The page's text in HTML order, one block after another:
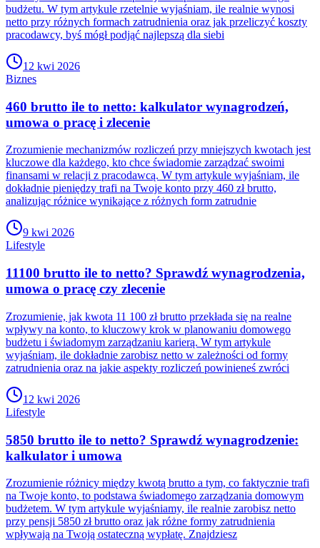
budżetu. W tym artykule rzetelnie wyjaśniam, ile realnie wynosi
netto przy różnych formach zatrudnienia oraz jak przeliczyć koszty
pracodawcy, byś mógł podjąć najlepszą dla siebi
12 kwi 2026
Biznes
460 brutto ile to netto: kalkulator wynagrodzeń,
umowa o pracę i zlecenie
Zrozumienie mechanizmów rozliczeń przy mniejszych kwotach jest
kluczowe dla każdego, kto chce świadomie zarządzać swoimi
finansami w relacji z pracodawcą. W tym artykule wyjaśniam, ile
dokładnie pieniędzy trafi na Twoje konto przy 460 zł brutto,
analizując różnice wynikające z różnych form zatrudnie
9 kwi 2026
Lifestyle
11100 brutto ile to netto? Sprawdź wynagrodzenia,
umowa o pracę czy zlecenie
Zrozumienie, jak kwota 11 100 zł brutto przekłada się na realne
wpływy na konto, to kluczowy krok w planowaniu domowego
budżetu i świadomym zarządzaniu karierą. W tym artykule
wyjaśniam, ile dokładnie zarobisz netto w zależności od formy
zatrudnienia oraz na jakie aspekty rozliczeń powinieneś zwróci
12 kwi 2026
Lifestyle
5850 brutto ile to netto? Sprawdź wynagrodzenie:
kalkulator i umowa
Zrozumienie różnicy między kwotą brutto a tym, co faktycznie trafi
na Twoje konto, to podstawa świadomego zarządzania domowym
budżetem. W tym artykule wyjaśniamy, ile realnie zarobisz netto
przy pensji 5850 zł brutto oraz jak różne formy zatrudnienia
wpływają na Twoją ostateczną wypłatę. Znajdziesz